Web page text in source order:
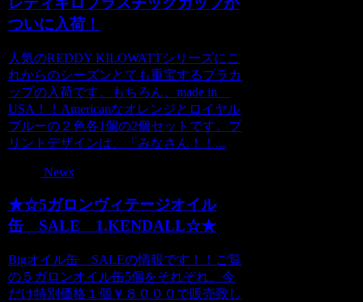
ついに入荷！
人気のREDDY KILOWATTシリーズにこ
れからのシーズンとても重宝するプラカ
ップの入荷です。もちろん、made in
USA！！Americanなオレンジとロイヤル
ブルーの２色各1個の2個セットです。プ
リントデザインは、「みなさん！！...
News
★☆5ガロンヴィテージオイル
缶 SALE 1.KENDALL☆★
Bigオイル缶 SALEの情報です！！ご覧
の５ガロンオイル缶5個をそれぞれ、今
だけ特別価格１個￥８０００で販売致し